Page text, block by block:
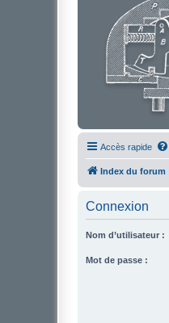
Accès rapide
Index du forum
Connexion
Nom d’utilisateur :
Mot de passe :